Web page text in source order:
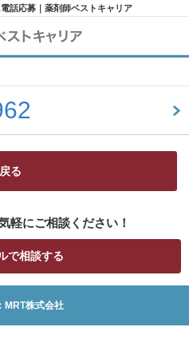
話応募｜薬剤師ベストキャリア
戻る
軽にご相談ください！
で相談する
MRT株式会社